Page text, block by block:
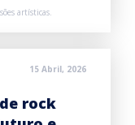
artísticas.
15 Abril, 2026
rock